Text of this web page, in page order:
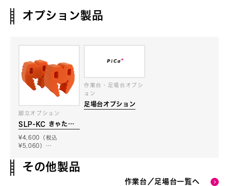
オプション製品
SLP-KC きゃたク
脚立オプション
¥4,600（税込
¥5,060）…
足場台オプション
作業台・足場台オプシ
ョン
その他製品
作業台／足場台一覧へ